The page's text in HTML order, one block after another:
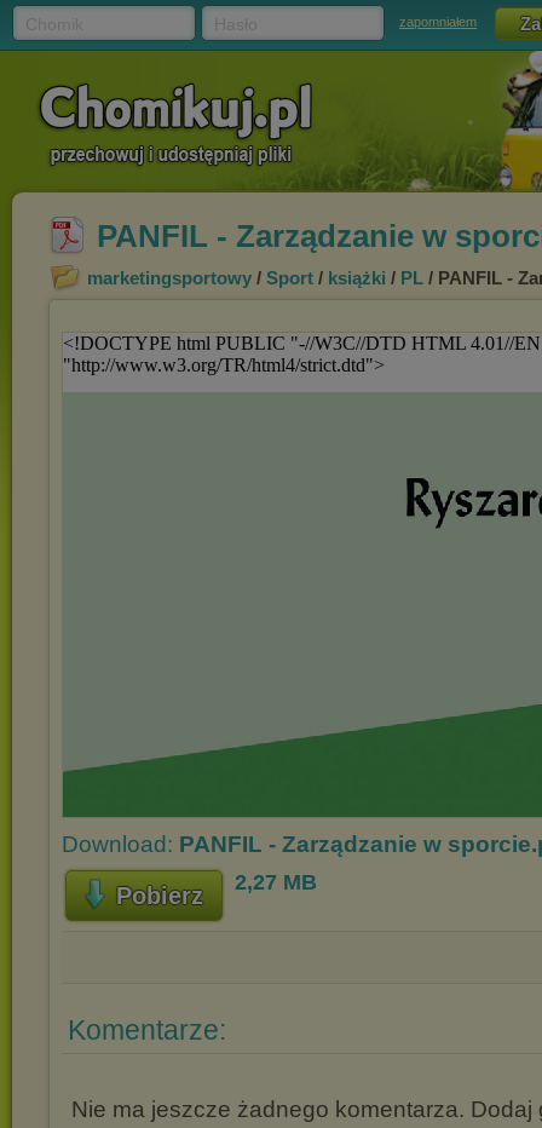
zapomniałem
PANFIL - Zarządzanie w
marketingsportowy / Sport / książki / PL / PANFIL -
Download: PANFIL - Zarządzanie w
Pobierz 2,27 MB
Komentarze:
Nie ma jeszcze żadnego komentarza. Dodaj